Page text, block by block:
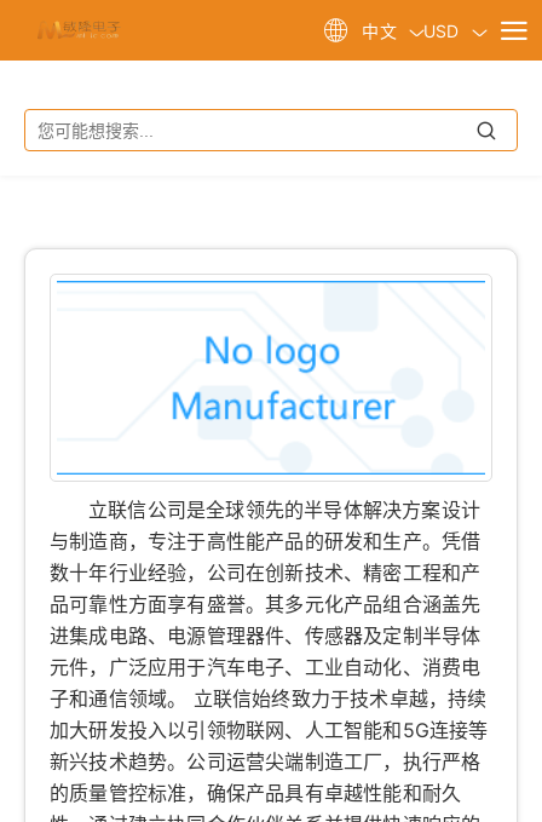
中文 USD
立联信公司是全球领先的半导体解决方案设计
与制造商，专注于高性能产品的研发和生产。凭借
数十年行业经验，公司在创新技术、精密工程和产
品可靠性方面享有盛誉。其多元化产品组合涵盖先
进集成电路、电源管理器件、传感器及定制半导体
元件，广泛应用于汽车电子、工业自动化、消费电
子和通信领域。 立联信始终致力于技术卓越，持续
加大研发投入以引领物联网、人工智能和5G连接等
新兴技术趋势。公司运营尖端制造工厂，执行严格
的质量管控标准，确保产品具有卓越性能和耐久